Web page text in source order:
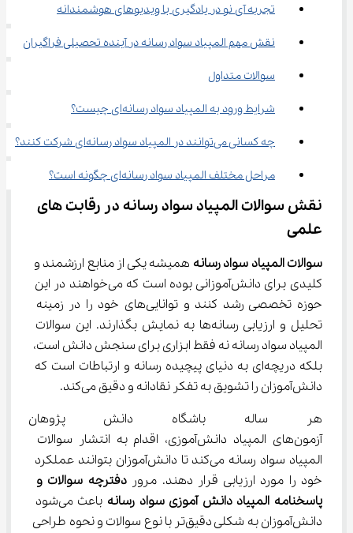
تجربه آی نو در یادگیری با ویدیوهای هوشمندانه
نقش مهم المپیاد سواد رسانه در آینده تحصیلی فراگیران
سوالات متداول
شرایط ورود به المپیاد سواد رسانه‌ای چیست؟
چه کسانی می‌توانند در المپیاد سواد رسانه‌ای شرکت کنند؟
مراحل مختلف المپیاد سواد رسانه‌ای چگونه است؟
نقش سوالات المپیاد سواد رسانه در رقابت‌ های
علمی
سوالات المپیاد سواد رسانه همیشه یکی از منابع ارزشمند و
کلیدی برای دانش‌آموزانی بوده است که می‌خواهند در این
حوزه تخصصی رشد کنند و توانایی‌های خود را در زمینه
تحلیل و ارزیابی رسانه‌ها به نمایش بگذارند. این سوالات
المپیاد سواد رسانه نه فقط ابزاری برای سنجش دانش است،
بلکه دریچه‌ای به دنیای پیچیده رسانه و ارتباطات است که
دانش‌آموزان را تشویق به تفکر نقادانه و دقیق می‌کند.
هر ساله باشگاه دانش
آزمون‌های المپیاد دانش‌آموزی، اقدام به انتشار سوالات
المپیاد سواد رسانه می‌کند تا دانش‌آموزان بتوانند عملکرد
خود را مورد ارزیابی قرار دهند. مرور دفترچه سوالات و
پاسخنامه المپیاد دانش آموزی سواد رسانه
باعث می‌شود
دانش‌آموزان به شکلی دقیق‌تر با نوع سوالات و نحوه طراحی